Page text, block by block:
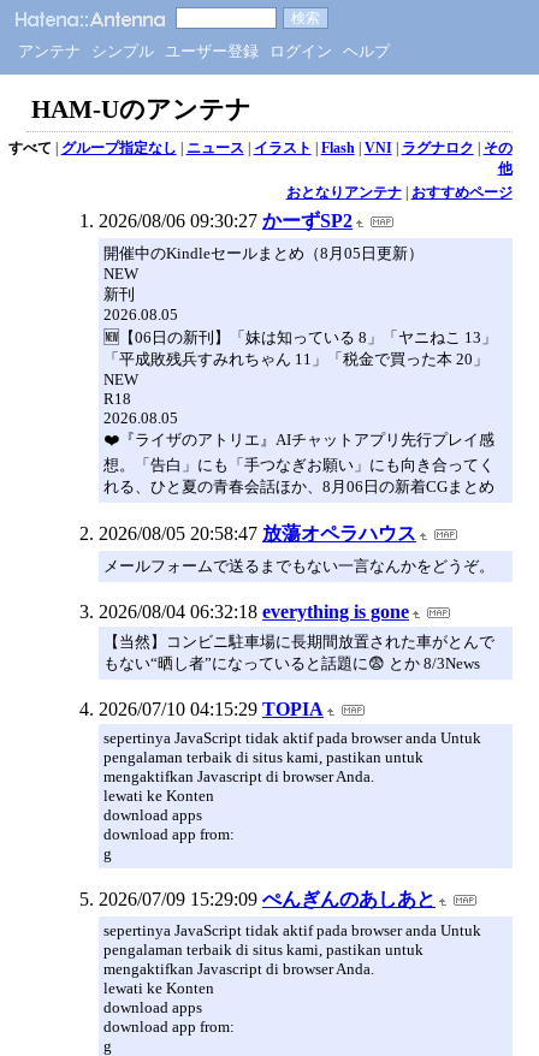
アンテナ シンプル ユーザー登録 ログイン ヘルプ
HAM-Uのアンテナ
すべて | グループ指定なし | ニュース | イラスト | Flash| VNI| ラグナロク | その
他
おとなりアンテナ| おすすめページ
2026/08/06 09:30:27 かーずSP2
開催中のKindleセールまとめ（8月05日更新）
NEW
新刊
2026.08.05
🆕【06日の新刊】「妹は知っている 8」「ヤニねこ 13」
「平成敗残兵すみれちゃん 11」「税金で買った本 20」
NEW
R18
2026.08.05
❤️『ライザのアトリエ』AIチャットアプリ先行プレイ感
想。「告白」にも「手つなぎお願い」にも向き合ってく
れる、ひと夏の青春会話ほか、8月06日の新着CGまとめ
2026/08/05 20:58:47 放蕩オペラハウス
メールフォームで送るまでもない一言なんかをどうぞ。
2026/08/04 06:32:18 everything is gone
【当然】コンビニ駐車場に長期間放置された車がとんで
もない“晒し者”になっていると話題に😨 とか 8/3News
2026/07/10 04:15:29 TOPIA
sepertinya JavaScript tidak aktif pada browser anda Untuk
pengalaman terbaik di situs kami, pastikan untuk
mengaktifkan Javascript di browser Anda.
lewati ke Konten
download apps
download app from:
g
2026/07/09 15:29:09 ぺんぎんのあしあと
sepertinya JavaScript tidak aktif pada browser anda Untuk
pengalaman terbaik di situs kami, pastikan untuk
mengaktifkan Javascript di browser Anda.
lewati ke Konten
download apps
download app from:
g